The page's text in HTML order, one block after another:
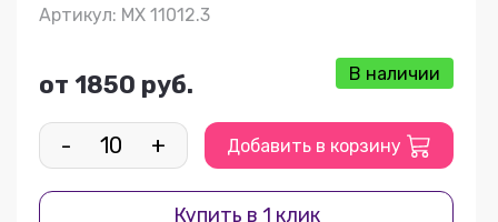
Артикул: МХ 11012.3
от 1850 руб. В наличии
- + Добавить в корзину
Купить в 1 клик